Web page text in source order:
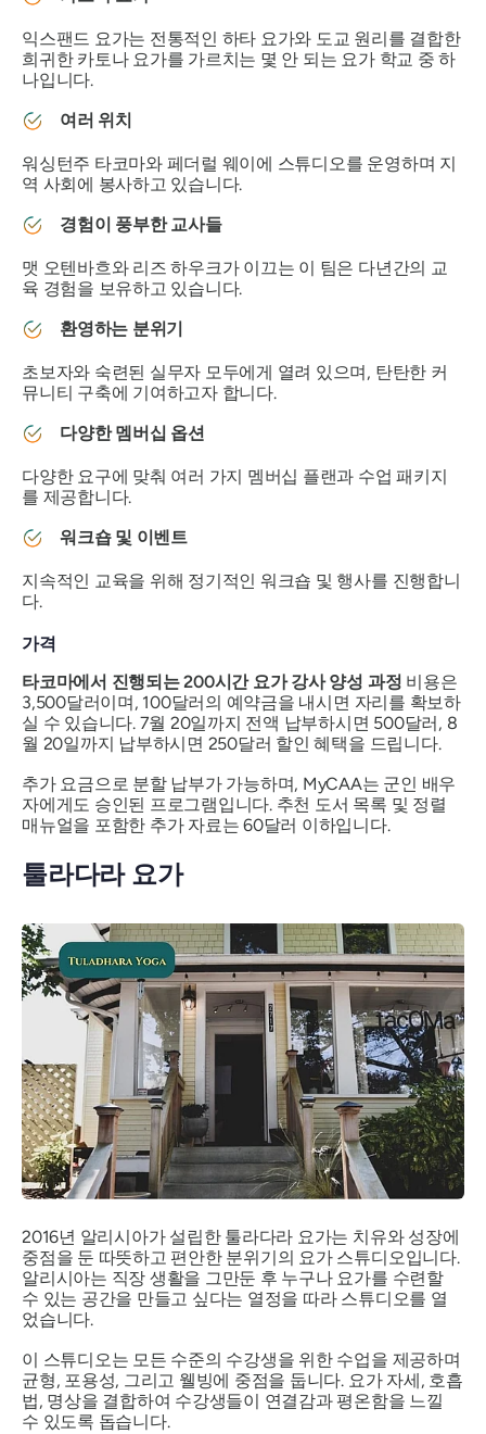
익스팬드 요가는 전통적인 하타 요가와 도교 원리를 결합한
희귀한 카토나 요가를 가르치는 몇 안 되는 요가 학교 중 하
나입니다.
여러 위치
워싱턴주 타코마와 페더럴 웨이에 스튜디오를 운영하며 지
역 사회에 봉사하고 있습니다.
경험이 풍부한 교사들
맷 오텐바흐와 리즈 하우크가 이끄는 이 팀은 다년간의 교
육 경험을 보유하고 있습니다.
환영하는 분위기
초보자와 숙련된 실무자 모두에게 열려 있으며, 탄탄한 커
뮤니티 구축에 기여하고자 합니다.
다양한 멤버십 옵션
다양한 요구에 맞춰 여러 가지 멤버십 플랜과 수업 패키지
를 제공합니다.
워크숍 및 이벤트
지속적인 교육을 위해 정기적인 워크숍 및 행사를 진행합니
다.
가격
타코마에서 진행되는 200시간 요가 강사 양성 과정 비용은
3,500달러이며, 100달러의 예약금을 내시면 자리를 확보하
실 수 있습니다. 7월 20일까지 전액 납부하시면 500달러, 8
월 20일까지 납부하시면 250달러 할인 혜택을 드립니다.
추가 요금으로 분할 납부가 가능하며, MyCAA는 군인 배우
자에게도 승인된 프로그램입니다. 추천 도서 목록 및 정렬
매뉴얼을 포함한 추가 자료는 60달러 이하입니다.
툴라다라 요가
2016년 알리시아가 설립한 툴라다라 요가는 치유와 성장에
중점을 둔 따뜻하고 편안한 분위기의 요가 스튜디오입니다.
알리시아는 직장 생활을 그만둔 후 누구나 요가를 수련할
수 있는 공간을 만들고 싶다는 열정을 따라 스튜디오를 열
었습니다.
이 스튜디오는 모든 수준의 수강생을 위한 수업을 제공하며
균형, 포용성, 그리고 웰빙에 중점을 둡니다. 요가 자세, 호흡
법, 명상을 결합하여 수강생들이 연결감과 평온함을 느낄
수 있도록 돕습니다.